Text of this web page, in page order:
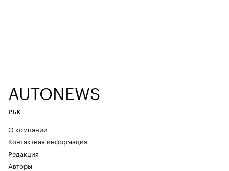
AUTONEWS
РБК
О компании
Контактная информация
Редакция
Авторы